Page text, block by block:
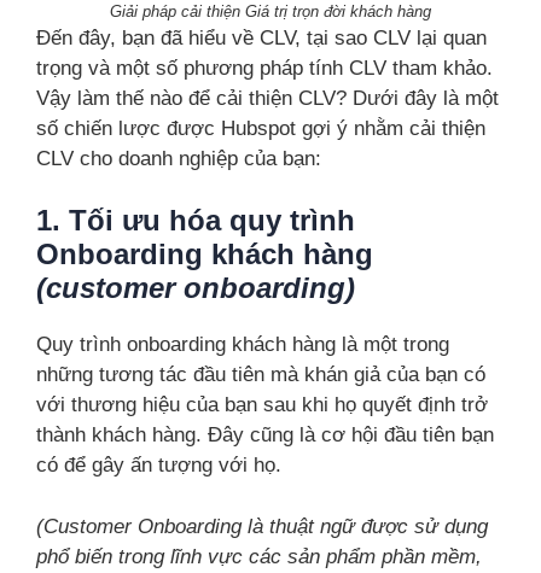
Giải pháp cải thiện Giá trị trọn đời khách hàng
Đến đây, bạn đã hiểu về CLV, tại sao CLV lại quan
trọng và một số phương pháp tính CLV tham khảo.
Vậy làm thế nào để cải thiện CLV? Dưới đây là một
số chiến lược được Hubspot gợi ý nhằm cải thiện
CLV cho doanh nghiệp của bạn:
1. Tối ưu hóa quy trình
Onboarding khách hàng
(customer onboarding)
Quy trình onboarding khách hàng là một trong
những tương tác đầu tiên mà khán giả của bạn có
với thương hiệu của bạn sau khi họ quyết định trở
thành khách hàng. Đây cũng là cơ hội đầu tiên bạn
có để gây ấn tượng với họ.
(Customer Onboarding là thuật ngữ được sử dụng
phổ biến trong lĩnh vực các sản phẩm phần mềm,